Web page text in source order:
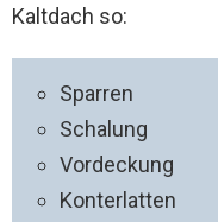
Kaltdach so:
Sparren
Schalung
Vordeckung
Konterlatten